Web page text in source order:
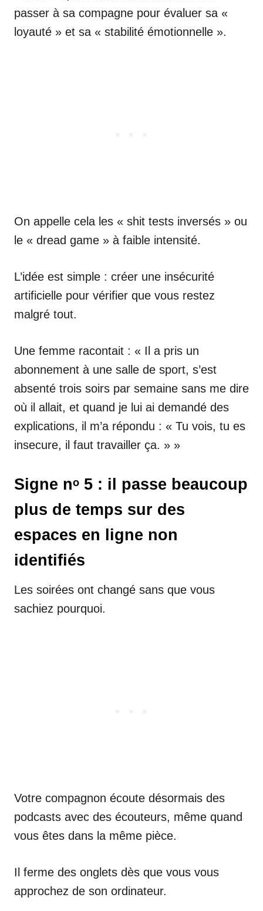
passer à sa compagne pour évaluer sa «
loyauté » et sa « stabilité émotionnelle ».
On appelle cela les « shit tests inversés » ou
le « dread game » à faible intensité.
L’idée est simple : créer une insécurité
artificielle pour vérifier que vous restez
malgré tout.
Une femme racontait : « Il a pris un
abonnement à une salle de sport, s’est
absenté trois soirs par semaine sans me dire
où il allait, et quand je lui ai demandé des
explications, il m’a répondu : « Tu vois, tu es
insecure, il faut travailler ça. » »
Signe nᵒ 5 : il passe beaucoup
plus de temps sur des
espaces en ligne non
identifiés
Les soirées ont changé sans que vous
sachiez pourquoi.
Votre compagnon écoute désormais des
podcasts avec des écouteurs, même quand
vous êtes dans la même pièce.
Il ferme des onglets dès que vous vous
approchez de son ordinateur.